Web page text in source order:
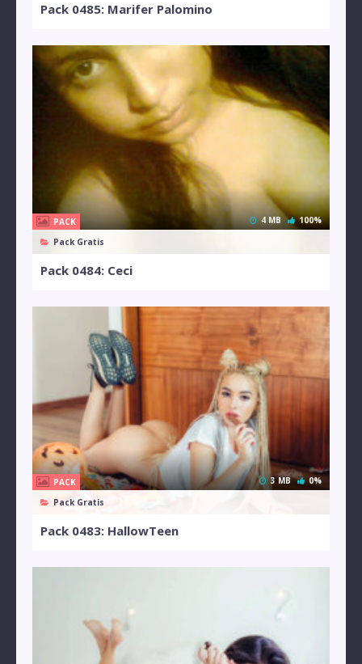
Pack 0485: Marifer Palomino
PACK
Pack Gratis
4 MB 100%
Pack 0484: Ceci
PACK
Pack Gratis
3 MB 0%
Pack 0483: HallowTeen